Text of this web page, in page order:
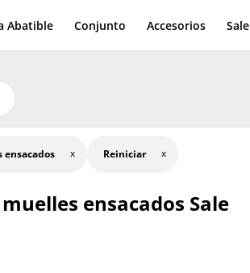
Abatible Conjunto Accesorios Sale
ensacados Reiniciar
ensacados Sale